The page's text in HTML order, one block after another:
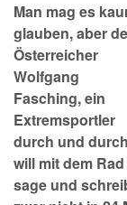
Man mag es
glauben, aber
Österreicher
Wolfgang
Fasching, ein
Extremsportler
durch und
will mit dem Rad
sage und